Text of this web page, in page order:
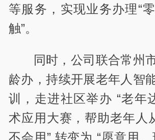
等服务，实现业务办理“
触”。
同时，公司联合常州
龄办，持续开展老年人智
训，走进社区举办 “老年
术应用大赛，帮助老年人
不会用” 转变为 “愿意用、